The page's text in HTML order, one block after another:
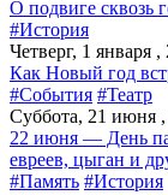
О подвиге сквозь
#История
Четверг, 1 января ,
Как Новый год
#События #Театр
Суббота, 21 июня ,
22 июня — День
евреев, цыган и
#Память #История